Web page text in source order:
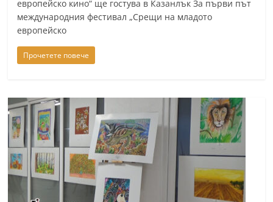
европейско кино“ ще гостува в Казанлък За първи път
международния фестивал „Срещи на младото
европейско
Прочетете повече